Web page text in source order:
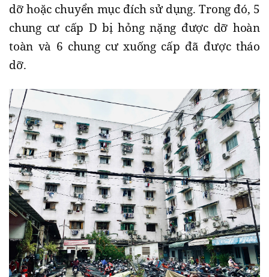
dỡ hoặc chuyển mục đích sử dụng. Trong đó, 5
chung cư cấp D bị hỏng nặng được dỡ hoàn
toàn và 6 chung cư xuống cấp đã được tháo
dỡ.